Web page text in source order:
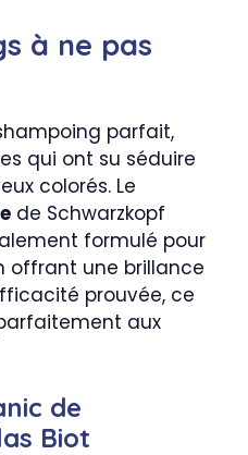
à ne pas
parfait,
qui ont su séduire
colorés. Le
de Schwarzkopf
formulé pour
offrant une brillance
prouvée, ce
aux
de
Biot